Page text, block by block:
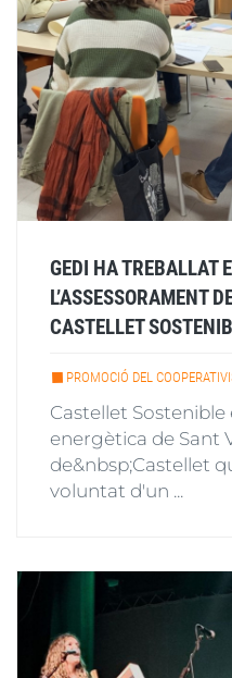
GEDI HA TREBALLAT
L’ASSESSORAMENT
CASTELLET
PROMOCIÓ DEL
Castellet
energètica de Sant
de&nbsp;Castellet
voluntat d'un ...